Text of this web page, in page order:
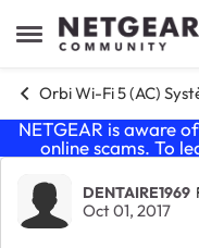
Open Side Menu
Skip to content
Orbi Wi-Fi 5 (AC)
NETGEAR is aware
online scams. To
ForumDENTAIRE1969
Oct 01, 2017